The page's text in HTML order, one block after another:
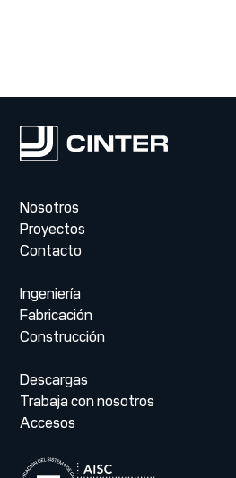
Nosotros
Proyectos
Contacto
Ingeniería
Fabricación
Construcción
Descargas
Trabaja con nosotros
Accesos